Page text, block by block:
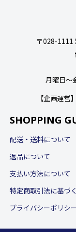
〒028-1111
月曜日〜
【企画運
SHOPPING
配送・送料について
返品について
支払い方法について
特定商取引法に基づ
プライバシーポリシ